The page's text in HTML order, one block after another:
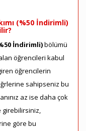
(%50 İndirimli)
İndirimli)bölümü
öğrencileri kabul
öğrencilerin
sahipseniz bu
az ise daha çok
girebilirsiniz,
göre bu